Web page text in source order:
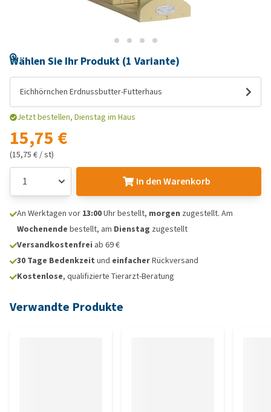
Wählen Sie Ihr Produkt (1 Variante)
Eichhörnchen Erdnussbutter-Futterhaus
Jetzt bestellen, Dienstag im Haus
15,75 €
(15,75 € / st)
In den Warenkorb
An Werktagen vor 13:00Uhr bestellt, morgen zugestellt. Am
Wochenende bestellt, am Dienstag zugestellt
Versandkostenfrei ab 69 €
30 Tage Bedenkzeit und einfacherRückversand
Kostenlose, qualifizierte Tierarzt-Beratung
Verwandte Produkte